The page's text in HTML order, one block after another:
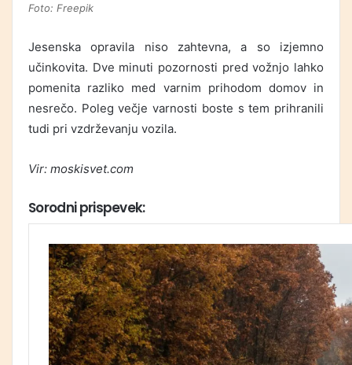
Foto: Freepik
Jesenska opravila niso zahtevna, a so izjemno
učinkovita. Dve minuti pozornosti pred vožnjo lahko
pomenita razliko med varnim prihodom domov in
nesrečo. Poleg večje varnosti boste s tem prihranili
tudi pri vzdrževanju vozila.
Vir: moskisvet.com
Sorodni prispevek: